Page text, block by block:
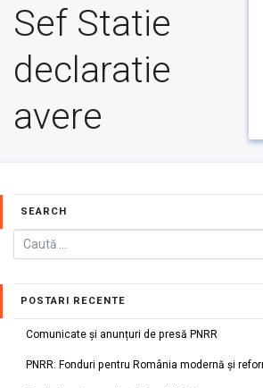
Sef Statie
declaratie
avere
SEARCH
POSTARI RECENTE
Comunicate și anunțuri de presă PNRR
PNRR: Fonduri pentru România modernă și